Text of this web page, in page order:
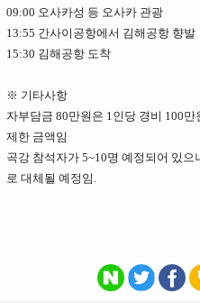
09:00 오사카성 등 오사카 관광
13:55 간사이공항에서 김해공항 향발
15:30 김해공항 도착
※ 기타사항
자부담금 80만원은 1인당 경비 100
제한 금액임
곡강 참석자가 5~10명 예정되어 있
로 대체될 예정임.